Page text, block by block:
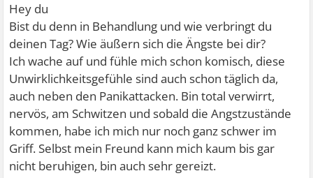
Hey du
Bist du denn in Behandlung und wie verbringt du
deinen Tag? Wie äußern sich die Ängste bei dir?
Ich wache auf und fühle mich schon komisch, diese
Unwirklichkeitsgefühle sind auch schon täglich da,
auch neben den Panikattacken. Bin total verwirrt,
nervös, am Schwitzen und sobald die Angstzustände
kommen, habe ich mich nur noch ganz schwer im
Griff. Selbst mein Freund kann mich kaum bis gar
nicht beruhigen, bin auch sehr gereizt.